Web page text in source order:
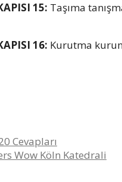
15: Taşıma
16: Kurutma
Cevapları
Wow Köln Katedrali